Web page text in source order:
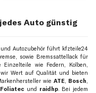
Auto günstig
Autozubehör führt kfzteile24
sowie Bremssattellack für
wie Federn, Kolben,
Wert auf Qualität und bieten
wie ATE, Bosch,
Foliatec und raidhp. Bei jedem